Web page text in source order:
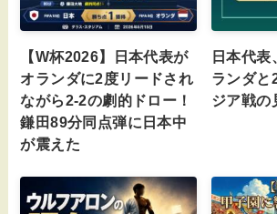
【W杯2026】日本代表が
オランダに2度リードされ
ながら2-2の劇的ドロー！
鎌田89分同点弾に日本中
が震えた
日本代表
ランダと
ジア戦の